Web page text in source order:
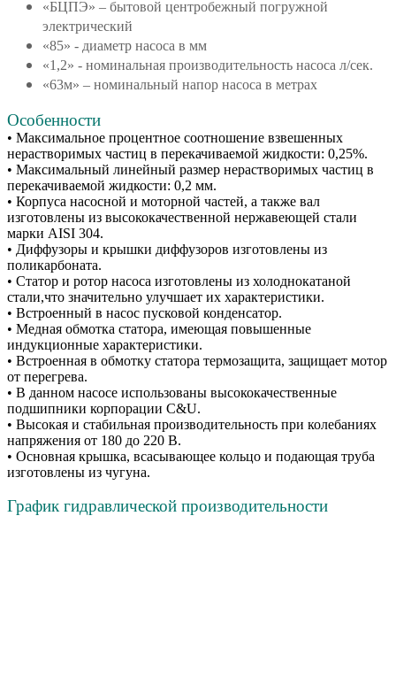
«БЦПЭ» – бытовой центробежный погружной
электрический
«85» - диаметр насоса в мм
«1,2» - номинальная производительность насоса л/сек.
«63м» – номинальный напор насоса в метрах
Особенности
• Максимальное процентное соотношение взвешенных
нерастворимых частиц в перекачиваемой жидкости: 0,25%.
• Максимальный линейный размер нерастворимых частиц в
перекачиваемой жидкости: 0,2 мм.
• Корпуса насосной и моторной частей, а также вал
изготовлены из высококачественной нержавеющей стали
марки AISI 304.
• Диффузоры и крышки диффузоров изготовлены из
поликарбоната.
• Статор и ротор насоса изготовлены из холоднокатаной
стали,что значительно улучшает их характеристики.
• Встроенный в насос пусковой конденсатор.
• Медная обмотка статора, имеющая повышенные
индукционные характеристики.
• Встроенная в обмотку статора термозащита, защищает мотор
от перегрева.
• В данном насосе использованы высококачественные
подшипники корпорации C&U.
• Высокая и стабильная производительность при колебаниях
напряжения от 180 до 220 В.
• Основная крышка, всасывающее кольцо и подающая труба
изготовлены из чугуна.
График гидравлической производительности